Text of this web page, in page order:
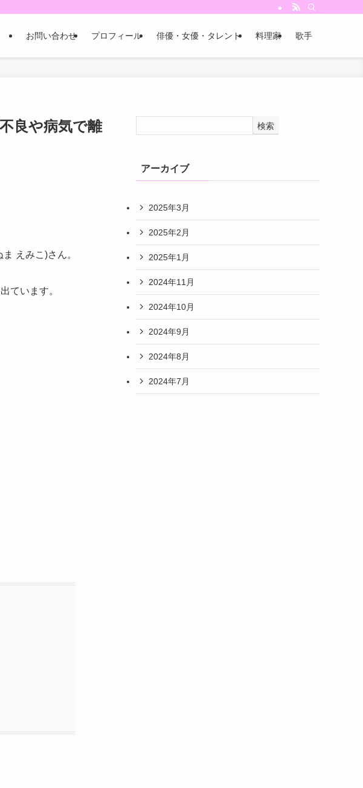
お問い合わせ プロフィール 俳優・女優・タレント 料理家 歌手
良や病気で離
えみこ)さん。
ています。
検索
アーカイブ
2025年3月
2025年2月
2025年1月
2024年11月
2024年10月
2024年9月
2024年8月
2024年7月